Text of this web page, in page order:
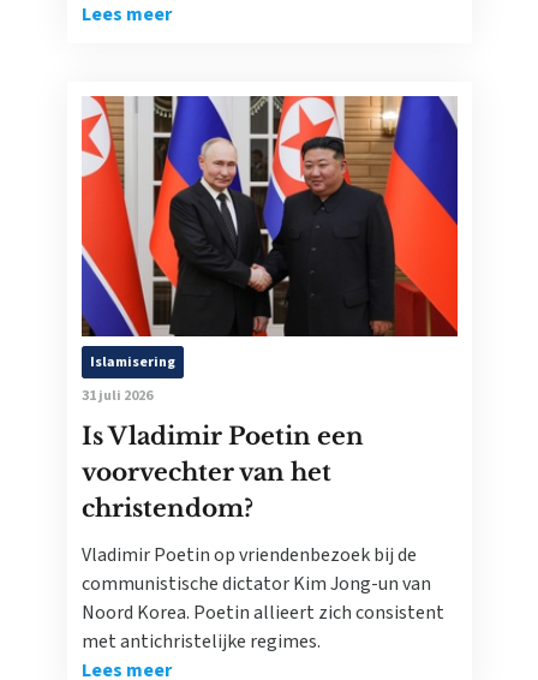
Lees meer
Islamisering
31 juli 2026
Is Vladimir Poetin een
voorvechter van het
christendom?
Vladimir Poetin op vriendenbezoek bij de
communistische dictator Kim Jong-un van
Noord Korea. Poetin allieert zich consistent
met antichristelijke regimes.
Lees meer